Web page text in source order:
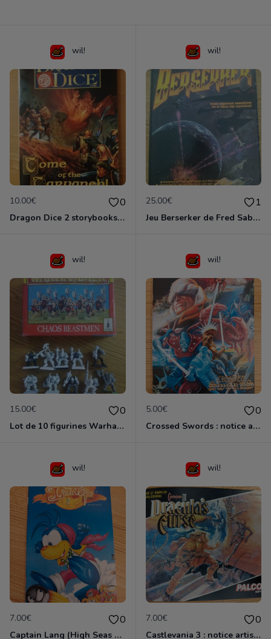
wil!
10.00€ 0
Dragon Dice 2 storybooks (US)
wil!
25.00€ 1
Jeu Berserker de Fred Saberhagen (uk)
wil!
15.00€ 0
Lot de 10 figurines Warhammer (1991)
wil!
5.00€ 0
Crossed Swords : notice artisanale
wil!
7.00€ 0
Captain Lang (High Seas Havoc) : notice artisanale
wil!
7.00€ 0
Castlevania 3 : notice artisanale